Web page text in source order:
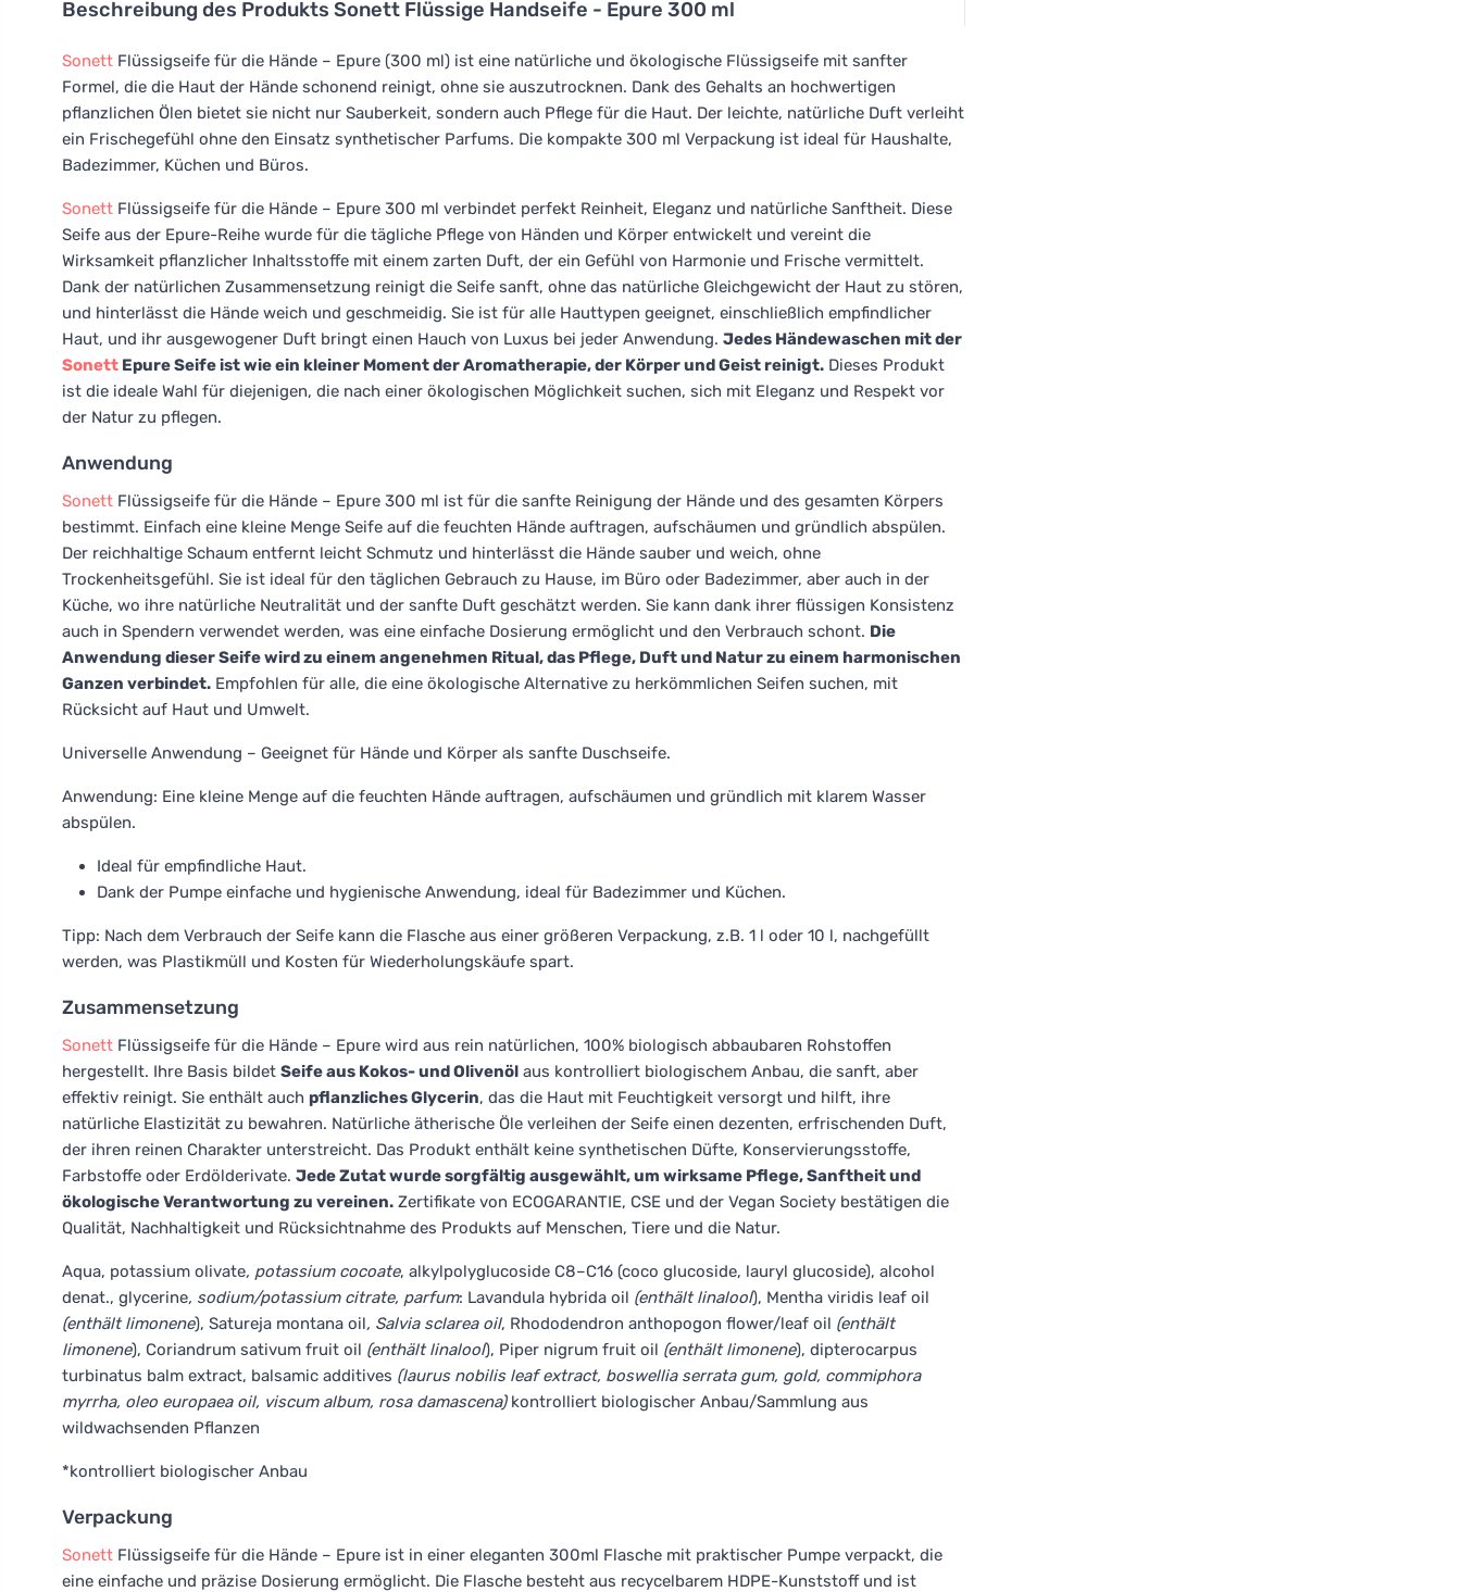
Beschreibung des Produkts Sonett Flüssige Handseife - Epure 300 ml
Sonett Flüssigseife für die Hände – Epure (300 ml) ist eine natürliche und ökologische Flüssigseife mit sanfter
Formel, die die Haut der Hände schonend reinigt, ohne sie auszutrocknen. Dank des Gehalts an hochwertigen
pflanzlichen Ölen bietet sie nicht nur Sauberkeit, sondern auch Pflege für die Haut. Der leichte, natürliche Duft verleiht
ein Frischegefühl ohne den Einsatz synthetischer Parfums. Die kompakte 300 ml Verpackung ist ideal für Haushalte,
Badezimmer, Küchen und Büros.
Sonett Flüssigseife für die Hände – Epure 300 ml verbindet perfekt Reinheit, Eleganz und natürliche Sanftheit. Diese
Seife aus der Epure-Reihe wurde für die tägliche Pflege von Händen und Körper entwickelt und vereint die
Wirksamkeit pflanzlicher Inhaltsstoffe mit einem zarten Duft, der ein Gefühl von Harmonie und Frische vermittelt.
Dank der natürlichen Zusammensetzung reinigt die Seife sanft, ohne das natürliche Gleichgewicht der Haut zu stören,
und hinterlässt die Hände weich und geschmeidig. Sie ist für alle Hauttypen geeignet, einschließlich empfindlicher
Haut, und ihr ausgewogener Duft bringt einen Hauch von Luxus bei jeder Anwendung. Jedes Händewaschen mit der
Sonett Epure Seife ist wie ein kleiner Moment der Aromatherapie, der Körper und Geist reinigt. Dieses Produkt
ist die ideale Wahl für diejenigen, die nach einer ökologischen Möglichkeit suchen, sich mit Eleganz und Respekt vor
der Natur zu pflegen.
Anwendung
Sonett Flüssigseife für die Hände – Epure 300 ml ist für die sanfte Reinigung der Hände und des gesamten Körpers
bestimmt. Einfach eine kleine Menge Seife auf die feuchten Hände auftragen, aufschäumen und gründlich abspülen.
Der reichhaltige Schaum entfernt leicht Schmutz und hinterlässt die Hände sauber und weich, ohne
Trockenheitsgefühl. Sie ist ideal für den täglichen Gebrauch zu Hause, im Büro oder Badezimmer, aber auch in der
Küche, wo ihre natürliche Neutralität und der sanfte Duft geschätzt werden. Sie kann dank ihrer flüssigen Konsistenz
auch in Spendern verwendet werden, was eine einfache Dosierung ermöglicht und den Verbrauch schont. Die
Anwendung dieser Seife wird zu einem angenehmen Ritual, das Pflege, Duft und Natur zu einem harmonischen
Ganzen verbindet. Empfohlen für alle, die eine ökologische Alternative zu herkömmlichen Seifen suchen, mit
Rücksicht auf Haut und Umwelt.
Universelle Anwendung – Geeignet für Hände und Körper als sanfte Duschseife.
Anwendung: Eine kleine Menge auf die feuchten Hände auftragen, aufschäumen und gründlich mit klarem Wasser
abspülen.
Ideal für empfindliche Haut.
Dank der Pumpe einfache und hygienische Anwendung, ideal für Badezimmer und Küchen.
Tipp: Nach dem Verbrauch der Seife kann die Flasche aus einer größeren Verpackung, z.B. 1 l oder 10 l, nachgefüllt
werden, was Plastikmüll und Kosten für Wiederholungskäufe spart.
Zusammensetzung
Sonett Flüssigseife für die Hände – Epure wird aus rein natürlichen, 100% biologisch abbaubaren Rohstoffen
hergestellt. Ihre Basis bildet Seife aus Kokos- und Olivenöl aus kontrolliert biologischem Anbau, die sanft, aber
effektiv reinigt. Sie enthält auch pflanzliches Glycerin, das die Haut mit Feuchtigkeit versorgt und hilft, ihre
natürliche Elastizität zu bewahren. Natürliche ätherische Öle verleihen der Seife einen dezenten, erfrischenden Duft,
der ihren reinen Charakter unterstreicht. Das Produkt enthält keine synthetischen Düfte, Konservierungsstoffe,
Farbstoffe oder Erdölderivate. Jede Zutat wurde sorgfältig ausgewählt, um wirksame Pflege, Sanftheit und
ökologische Verantwortung zu vereinen. Zertifikate von ECOGARANTIE, CSE und der Vegan Society bestätigen die
Qualität, Nachhaltigkeit und Rücksichtnahme des Produkts auf Menschen, Tiere und die Natur.
Aqua, potassium olivate, potassium cocoate, alkylpolyglucoside C8–C16 (coco glucoside, lauryl glucoside), alcohol
denat., glycerine, sodium/potassium citrate, parfum: Lavandula hybrida oil (enthält linalool), Mentha viridis leaf oil
(enthält limonene), Satureja montana oil, Salvia sclarea oil, Rhododendron anthopogon flower/leaf oil (enthält
limonene), Coriandrum sativum fruit oil (enthält linalool), Piper nigrum fruit oil (enthält limonene), dipterocarpus
turbinatus balm extract, balsamic additives (laurus nobilis leaf extract, boswellia serrata gum, gold, commiphora
myrrha, oleo europaea oil, viscum album, rosa damascena) kontrolliert biologischer Anbau/Sammlung aus
wildwachsenden Pflanzen
*kontrolliert biologischer Anbau
Verpackung
Sonett Flüssigseife für die Hände – Epure ist in einer eleganten 300ml Flasche mit praktischer Pumpe verpackt, die
eine einfache und präzise Dosierung ermöglicht. Die Flasche besteht aus recycelbarem HDPE-Kunststoff und ist